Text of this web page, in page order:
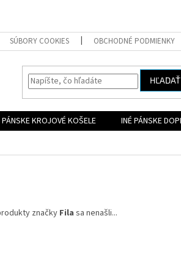
SÚBORY COOKIES OBCHODNÉ PODMIENKY
HĽADAŤ
PÁNSKE KROJOVÉ KOŠELE INÉ PÁNSKE
značkyFila sa nenašli...